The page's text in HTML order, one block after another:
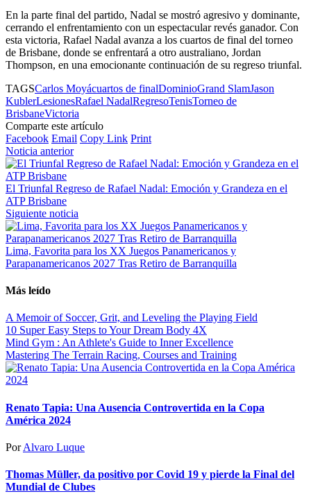
En la parte final del partido, Nadal se mostró agresivo y dominante,
cerrando el enfrentamiento con un espectacular revés ganador. Con
esta victoria, Rafael Nadal avanza a los cuartos de final del torneo
de Brisbane, donde se enfrentará a otro australiano, Jordan
Thompson, en una emocionante continuación de su regreso triunfal.
TAGSCarlos Moyácuartos de finalDominioGrand SlamJason
KublerLesionesRafael NadalRegresoTenisTorneo de
BrisbaneVictoria
Comparte este artículo
Facebook Email Copy Link Print
Noticia anterior
El Triunfal Regreso de Rafael Nadal: Emoción y Grandeza en el
ATP Brisbane
Siguiente noticia
Lima, Favorita para los XX Juegos Panamericanos y
Parapanamericanos 2027 Tras Retiro de Barranquilla
Más leído
A Memoir of Soccer, Grit, and Leveling the Playing Field
10 Super Easy Steps to Your Dream Body 4X
Mind Gym : An Athlete's Guide to Inner Excellence
Mastering The Terrain Racing, Courses and Training
Renato Tapia: Una Ausencia Controvertida en la Copa
América 2024
Por Alvaro Luque
Thomas Müller, da positivo por Covid 19 y pierde la Final del
Mundial de Clubes